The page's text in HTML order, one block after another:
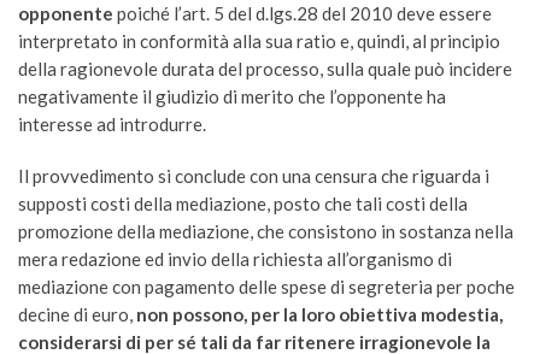
opponente poiché l’art. 5 del d.lgs.28 del 2010 deve essere
interpretato in conformità alla sua ratio e, quindi, al principio
della ragionevole durata del processo, sulla quale può incidere
negativamente il giudizio di merito che l’opponente ha
interesse ad introdurre.
Il provvedimento si conclude con una censura che riguarda i
supposti costi della mediazione, posto che tali costi della
promozione della mediazione, che consistono in sostanza nella
mera redazione ed invio della richiesta all’organismo di
mediazione con pagamento delle spese di segreteria per poche
decine di euro, non possono, per la loro obiettiva modestia,
considerarsi di per sé tali da far ritenere irragionevole la